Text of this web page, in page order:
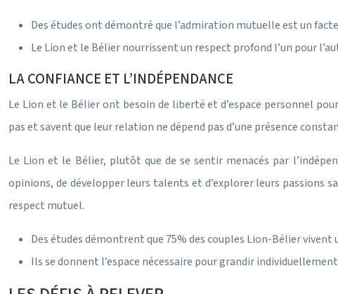
Des études ont démontré que l’admiration mutuelle est un
Le Lion et le Bélier nourrissent un respect profond l’un pour
LA CONFIANCE ET L’INDÉPENDANCE
Le Lion et le Bélier ont besoin de liberté et d’espace personnel
pas et savent que leur relation ne dépend pas d’une présence
Le Lion et le Bélier, plutôt que de se sentir menacés par
opinions, de développer leurs talents et d’explorer leurs passions
respect mutuel.
Des études démontrent que 75% des couples Lion-Bélier
Ils se donnent l’espace nécessaire pour grandir